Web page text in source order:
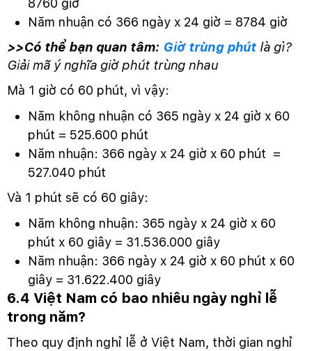
8760 giờ
Năm nhuận có 366 ngày x 24 giờ = 8784 giờ
>>Có thể bạn quan tâm: Giờ trùng phút là gì?
Giải mã ý nghĩa giờ phút trùng nhau
Mà 1 giờ có 60 phút, vì vậy:
Năm không nhuận có 365 ngày x 24 giờ x 60
phút = 525.600 phút
Năm nhuận: 366 ngày x 24 giờ x 60 phút =
527.040 phút
Và 1 phút sẽ có 60 giây:
Năm không nhuận: 365 ngày x 24 giờ x 60
phút x 60 giây = 31.536.000 giây
Năm nhuận: 366 ngày x 24 giờ x 60 phút x 60
giây = 31.622.400 giây
6.4 Việt Nam có bao nhiêu ngày nghỉ lễ
trong năm?
Theo quy định nghỉ lễ ở Việt Nam, thời gian nghỉ